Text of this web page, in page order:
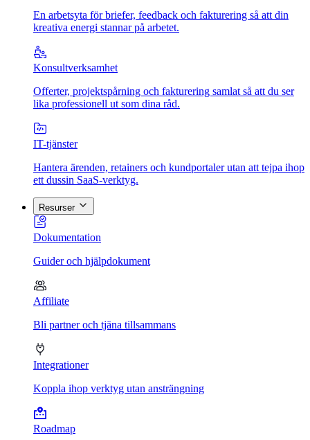
En arbetsyta för briefer, feedback och fakturering så att din
kreativa energi stannar på arbetet.
Konsultverksamhet
Offerter, projektspårning och fakturering samlat så att du ser
lika professionell ut som dina råd.
IT-tjänster
Hantera ärenden, retainers och kundportaler utan att tejpa ihop
ett dussin SaaS-verktyg.
Resurser
Dokumentation
Guider och hjälpdokument
Affiliate
Bli partner och tjäna tillsammans
Integrationer
Koppla ihop verktyg utan ansträngning
Roadmap